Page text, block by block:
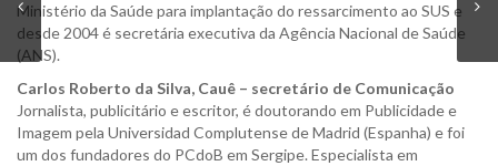
Ministério da Saúde para implantação do ressarcimento ao SUS e
desde 2004 é secretária executiva da Agência Nacional de Saúde
(ANS).
Carlos Roberto da Silva, Cauê – secretário de Comunicação
Jornalista, publicitário e escritor, é doutorando em Publicidade e
Imagem pela Universidad Complutense de Madrid (Espanha) e foi
um dos fundadores do PCdoB em Sergipe. Especialista em